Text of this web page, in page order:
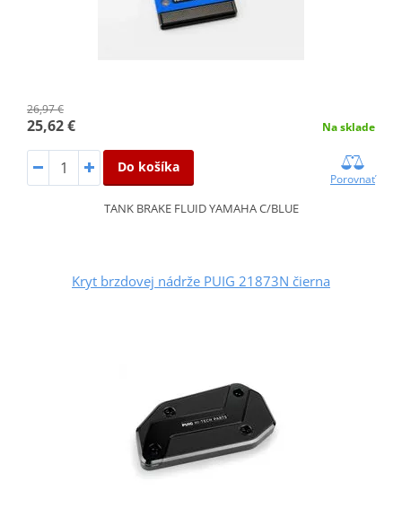
26,97 €
25,62 € Na sklade
Do košíka
Porovnať
TANK BRAKE FLUID YAMAHA C/BLUE
Kryt brzdovej nádrže PUIG 21873N čierna